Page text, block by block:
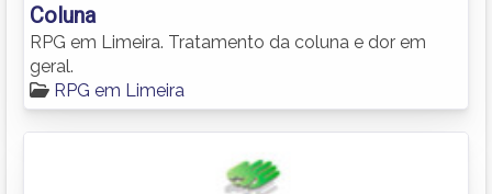
Coluna
RPG em Limeira. Tratamento da coluna e dor em
geral.
RPG em Limeira